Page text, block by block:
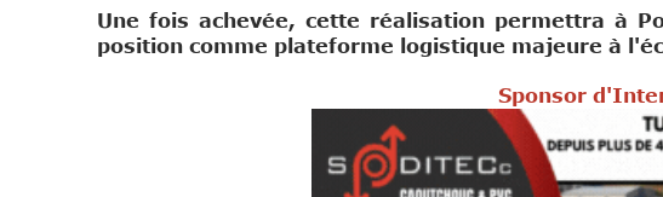
Une fois achevée, cette réalisation permettra à
position comme plateforme logistique majeure à
Sponsor